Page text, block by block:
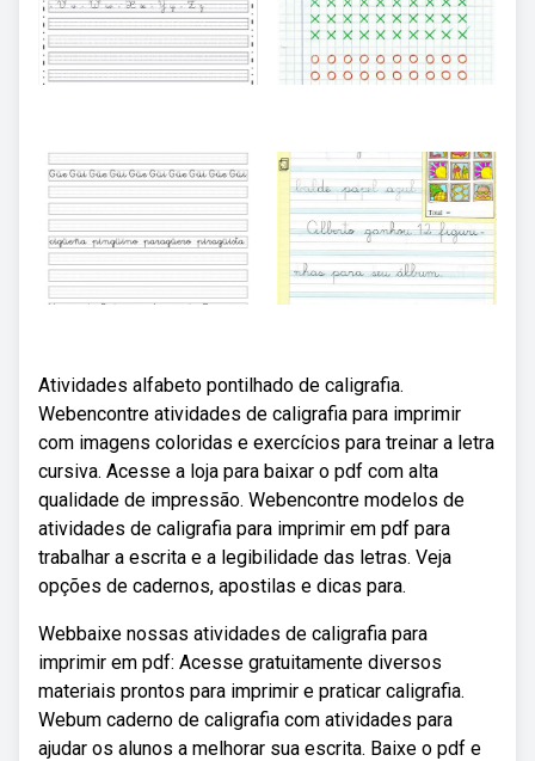
Atividades alfabeto pontilhado de caligrafia.
Webencontre atividades de caligrafia para imprimir
com imagens coloridas e exercícios para treinar a letra
cursiva. Acesse a loja para baixar o pdf com alta
qualidade de impressão. Webencontre modelos de
atividades de caligrafia para imprimir em pdf para
trabalhar a escrita e a legibilidade das letras. Veja
opções de cadernos, apostilas e dicas para.
Webbaixe nossas atividades de caligrafia para
imprimir em pdf: Acesse gratuitamente diversos
materiais prontos para imprimir e praticar caligrafia.
Webum caderno de caligrafia com atividades para
ajudar os alunos a melhorar sua escrita. Baixe o pdf e